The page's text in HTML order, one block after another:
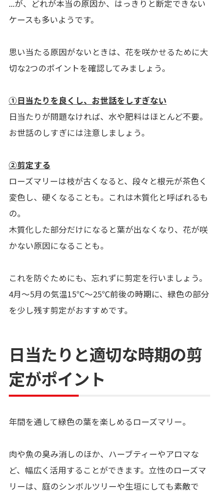
...が、どれが本当の原因か、はっきりと断定できない
ケースも多いようです。
思い当たる原因がないときは、花を咲かせるために大
切な2つのポイントを確認してみましょう。
①日当たりを良くし、お世話をしすぎない
日当たりが問題なければ、水や肥料はほとんど不要。
お世話のしすぎには注意しましょう。
②剪定する
ローズマリーは枝が古くなると、段々と根元が茶色く
変色し、硬くなることも。これは木質化と呼ばれるも
の。
木質化した部分だけになると葉が出なくなり、花が咲
かない原因になることも。
これを防ぐためにも、忘れずに剪定を行いましょう。
4月〜5月の気温15℃〜25℃前後の時期に、緑色の部分
を少し残す剪定がおすすめです。
日当たりと適切な時期の剪
定がポイント
年間を通して緑色の葉を楽しめるローズマリー。
肉や魚の臭み消しのほか、ハーブティーやアロマな
ど、幅広く活用することができます。立性のローズマ
リーは、庭のシンボルツリーや生垣にしても素敵で